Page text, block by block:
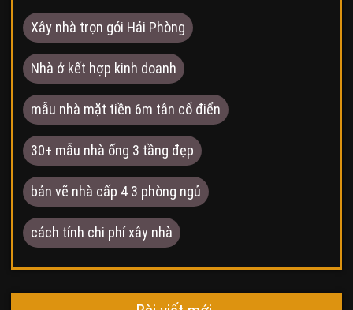
Xây nhà trọn gói Hải Phòng
Nhà ở kết hợp kinh doanh
mẫu nhà mặt tiền 6m tân cổ điển
30+ mẫu nhà ống 3 tầng đẹp
bản vẽ nhà cấp 4 3 phòng ngủ
cách tính chi phí xây nhà